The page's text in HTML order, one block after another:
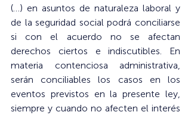
(…) en asuntos de naturaleza laboral y
de la seguridad social podrá conciliarse
si con el acuerdo no se afectan
derechos ciertos e indiscutibles. En
materia contenciosa administrativa,
serán conciliables los casos en los
eventos previstos en la presente ley,
siempre y cuando no afecten el interés